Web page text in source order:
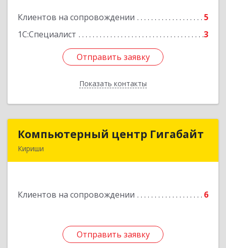
Клиентов на сопровождении
5
1С:Специалист
3
Отправить заявку
Показать контакты
Подробнее
Отправить заявку
Назад
Компьютерный центр Гигабайт
Кириши
Клиентов на сопровождении 6
Отправить заявку
Компьютерный центр Гигабайт
Подробнее
Отправить заявку